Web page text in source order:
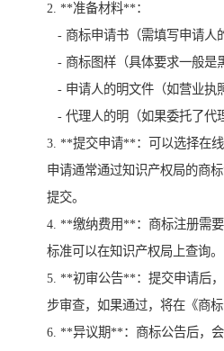
2. **准备材料**：
- 商标申请书（需填写申请人
- 商标图样（具体要求一般是
- 申请人的明文件（如营业执
- 代理人的明（如果委托了代
3. **提交申请**：可以选择在
申请通常通过知识产权局的商
提交。
4. **缴纳费用**：商标注册需
标准可以在知识产权局上查询。
5. **初审公告**：提交申请后
步审查，如果通过，将在《商标
6. **异议期**：商标公告后，